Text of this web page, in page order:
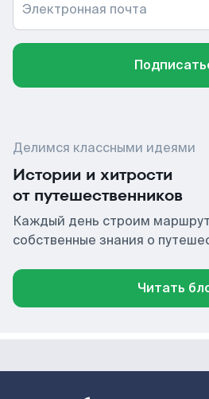
Электронная почта
Делимся классными идеями
Истории и хитрости
от путешественников
Каждый день строим
собственные знания о
Читать